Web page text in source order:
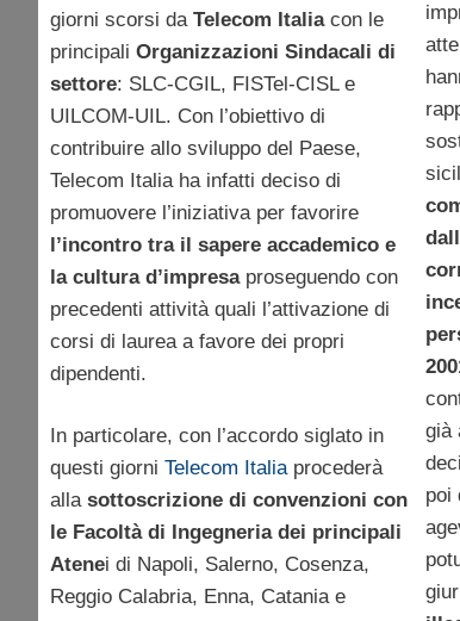
giorni scorsi da Telecom Italiacon le
principali Organizzazioni Sindacali di
settore: SLC-CGIL, FISTel-CISL e
UILCOM-UIL. Con l’obiettivo di
contribuire allo sviluppo del Paese,
Telecom Italia ha infatti deciso di
promuovere l’iniziativa per favorire
l’incontro tra il sapere accademico e
la cultura d’impresaproseguendo con
precedenti attività quali l’attivazione di
corsi di laurea a favore dei propri
dipendenti.
In particolare, con l’accordo siglato in
questi giorni Telecom Italia procederà
alla sottoscrizione di convenzioni con
le Facoltà di Ingegneria dei principali
Atenei di Napoli, Salerno, Cosenza,
Reggio Calabria, Enna, Catania e
già
poi